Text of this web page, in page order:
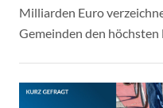
Milliarden Euro
Gemeinden den höchsten